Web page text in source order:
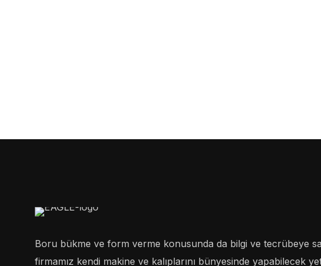
Boru bükme ve form verme konusunda da bilgi ve tecrübeye
firmamız kendi makine ve kalıplarını bünyesinde yapabilecek